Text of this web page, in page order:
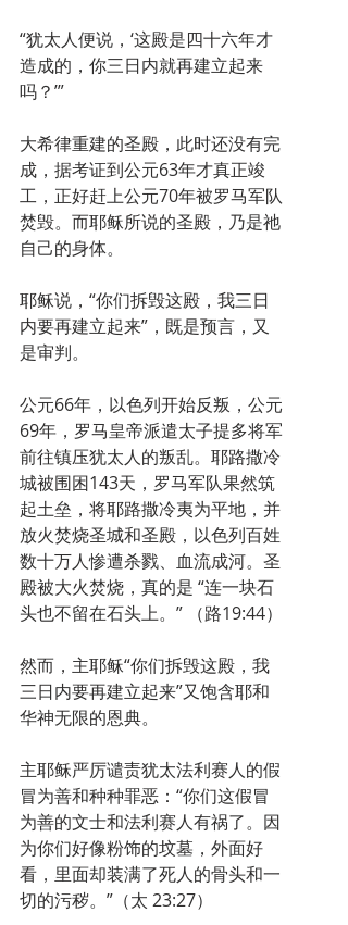
“犹太人便说，‘这殿是四十六年才
造成的，你三日内就再建立起来
吗？’”
大希律重建的圣殿，此时还没有完
成，据考证到公元63年才真正竣
工，正好赶上公元70年被罗马军队
焚毁。而耶稣所说的圣殿，乃是祂
自己的身体。
耶稣说，“你们拆毁这殿，我三日
内要再建立起来”，既是预言，又
是审判。
公元66年，以色列开始反叛，公元
69年，罗马皇帝派遣太子提多将军
前往镇压犹太人的叛乱。耶路撒冷
城被围困143天，罗马军队果然筑
起土垒，将耶路撒冷夷为平地，并
放火焚烧圣城和圣殿，以色列百姓
数十万人惨遭杀戮、血流成河。圣
殿被大火焚烧，真的是 “连一块石
头也不留在石头上。” （路19:44）
然而，主耶稣“你们拆毁这殿，我
三日内要再建立起来”又饱含耶和
华神无限的恩典。
主耶稣严厉谴责犹太法利赛人的假
冒为善和种种罪恶：“你们这假冒
为善的文士和法利赛人有祸了。因
为你们好像粉饰的坟墓，外面好
看，里面却装满了死人的骨头和一
切的污秽。”（太 23:27）